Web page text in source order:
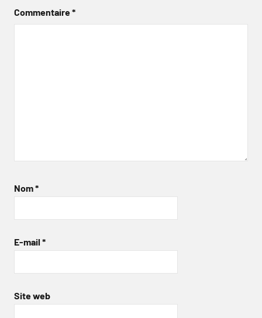
Commentaire*
Nom*
E-mail *
Site web